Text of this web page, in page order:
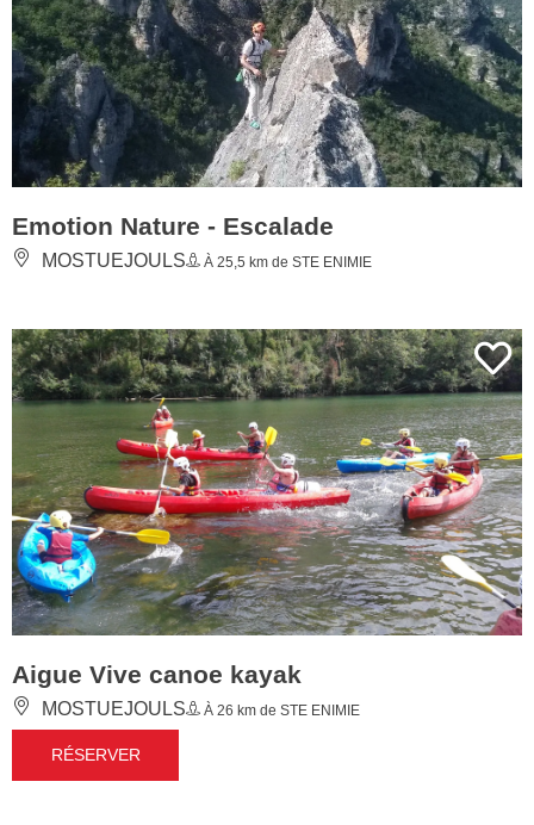
Emotion Nature - Escalade
MOSTUEJOULS À 25,5 km de STE ENIMIE
Aigue Vive canoe kayak
MOSTUEJOULS À 26 km de STE ENIMIE
RÉSERVER